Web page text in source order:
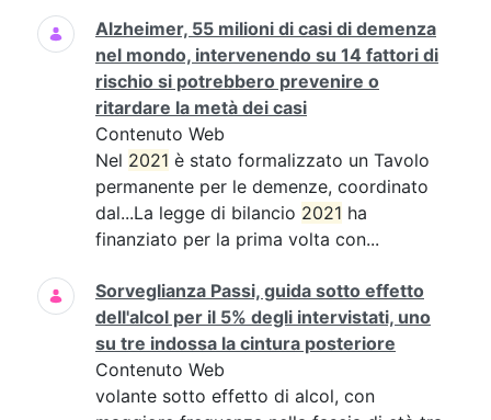
Alzheimer, 55 milioni di casi di demenza
nel mondo, intervenendo su 14 fattori di
rischio si potrebbero prevenire o
ritardare la metà dei casi
Contenuto Web
Nel 2021 è stato formalizzato un Tavolo
permanente per le demenze, coordinato
dal...La legge di bilancio 2021 ha
finanziato per la prima volta con...
Sorveglianza Passi, guida sotto effetto
dell'alcol per il 5% degli intervistati, uno
su tre indossa la cintura posteriore
Contenuto Web
volante sotto effetto di alcol, con